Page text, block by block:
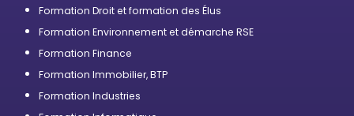
Formation Droit et formation des Élus
Formation Environnement et démarche RSE
Formation Finance
Formation Immobilier, BTP
Formation Industries